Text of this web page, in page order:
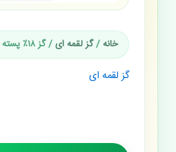
خانه/گز لقمه ای/ گز ۱۸٪ پسته لقمه ای ۴۰۰ گرمی
گز لقمه ای